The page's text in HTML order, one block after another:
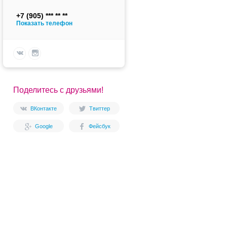
+7 (905)
Показать телефон
Поделитесь с друзьями!
ВКонтакте Твиттер
Google Фейсбук